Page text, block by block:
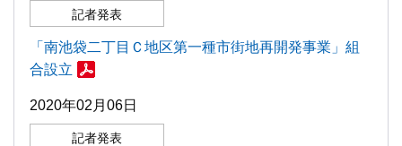
記者発表
「南池袋二丁目Ｃ地区第一種市街地再開発事業」組
合設立
2020年02月06日
記者発表